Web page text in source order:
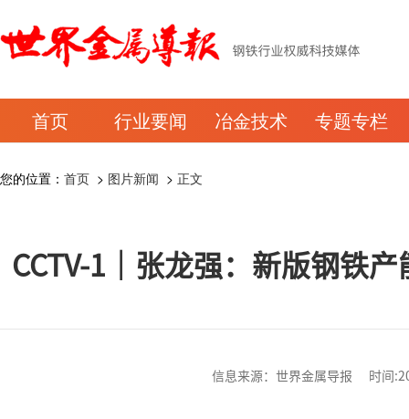
首页 行业要闻 冶金技术 专题专栏
您的位置： 首页 > 图片新闻 > 正文
CCTV-1｜张龙强：新版钢铁
信息来源：世界金属导报 时间